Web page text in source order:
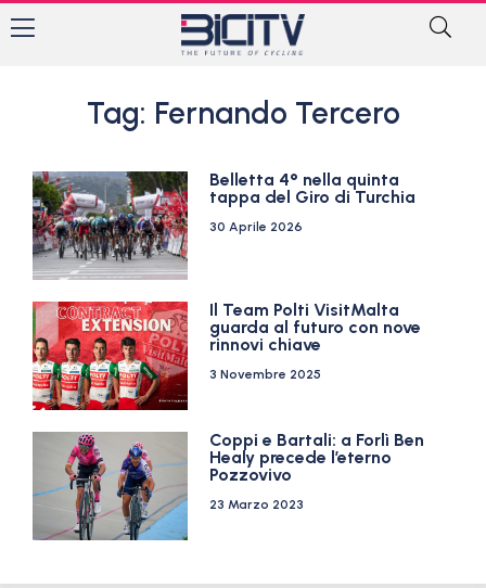
Tag: Fernando Tercero
Belletta 4° nella quinta
tappa del Giro di Turchia
30 Aprile 2026
Il Team Polti VisitMalta
guarda al futuro con nove
rinnovi chiave
3 Novembre 2025
Coppi e Bartali: a Forlì Ben
Healy precede l’eterno
Pozzovivo
23 Marzo 2023